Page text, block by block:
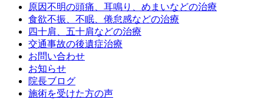
原因不明の頭痛、耳鳴り、めまいなどの治療
食欲不振、不眠、倦怠感などの治療
四十肩、五十肩などの治療
交通事故の後遺症治療
お問い合わせ
お知らせ
院長ブログ
施術を受けた方の声